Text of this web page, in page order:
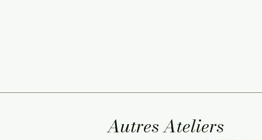
Autres Ateliers